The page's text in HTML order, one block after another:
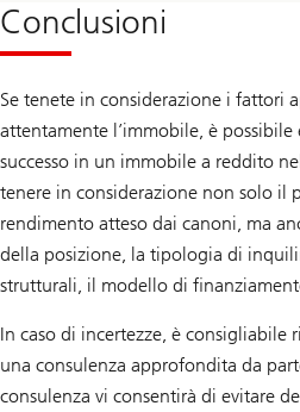
Conclusioni
Se tenete in considerazione i fattori
attentamente l’immobile, è
successo in un immobile a reddito
tenere in considerazione non solo il
rendimento atteso dai canoni, ma
della posizione, la tipologia di
strutturali, il modello di
In caso di incertezze, è consigliabile
una consulenza approfondita da
consulenza vi consentirà di evitare